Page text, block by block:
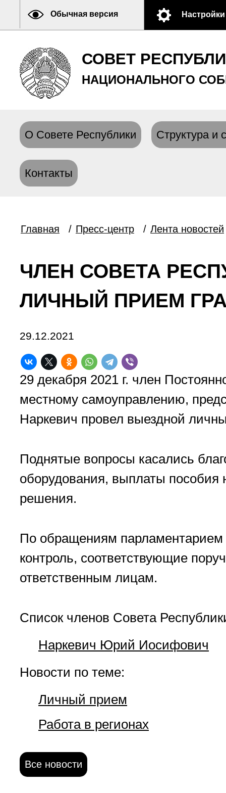
Обычная версия Настройки
СОВЕТ
НАЦИОНАЛЬНОГО
О Совете Республики Структура и
Контакты
Главная / Пресс-центр / Лента новостей
ЧЛЕН СОВЕТА
ЛИЧНЫЙ ПРИЕМ
29.12.2021
29 декабря 2021 г. член
местному самоуправлению,
Наркевич провел выездной
Поднятые вопросы касались
оборудования, выплаты пособия
решения.
По обращениям
контроль, соответствующие
ответственным лицам.
Список членов Совета
Наркевич Юрий Иосифович
Новости по теме:
Личный прием
Работа в регионах
Все новости